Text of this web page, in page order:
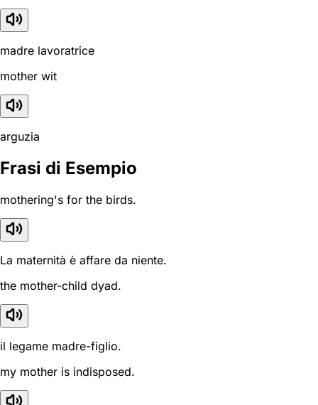
madre lavoratrice
mother wit
arguzia
Frasi di Esempio
mothering's for the birds.
La maternità è affare da niente.
the mother-child dyad.
il legame madre-figlio.
my mother is indisposed.